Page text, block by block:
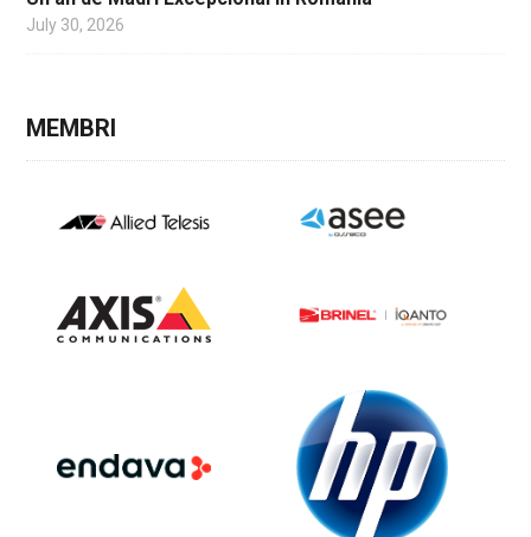
July 30, 2026
MEMBRI